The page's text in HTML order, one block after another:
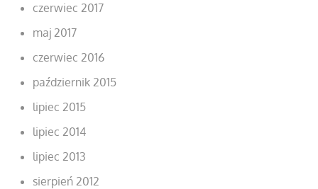
czerwiec 2017
maj 2017
czerwiec 2016
październik 2015
lipiec 2015
lipiec 2014
lipiec 2013
sierpień 2012